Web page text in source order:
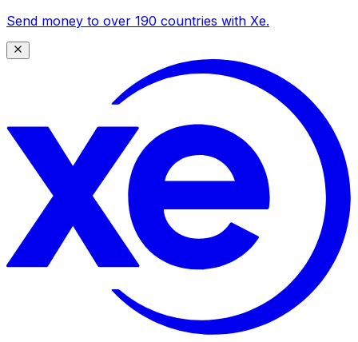
Send money to over 190 countries with Xe.